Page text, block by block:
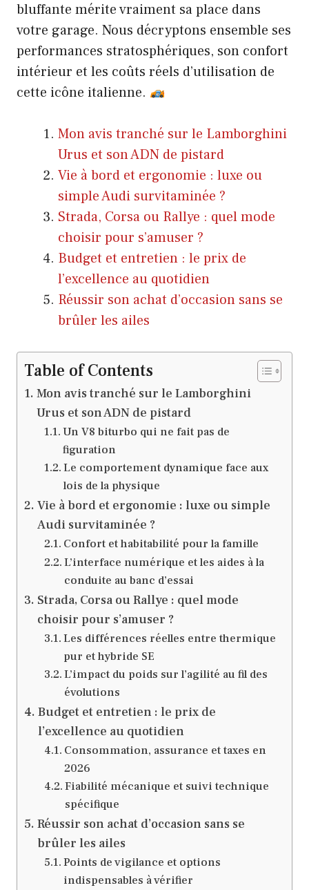
bluffante mérite vraiment sa place dans
votre garage. Nous décryptons ensemble ses
performances stratosphériques, son confort
intérieur et les coûts réels d’utilisation de
cette icône italienne.
Mon avis tranché sur le Lamborghini
Urus et son ADN de pistard
Vie à bord et ergonomie : luxe ou
simple Audi survitaminée ?
Strada, Corsa ou Rallye : quel mode
choisir pour s’amuser ?
Budget et entretien : le prix de
l’excellence au quotidien
Réussir son achat d’occasion sans se
brûler les ailes
Table of Contents
Mon avis tranché sur le Lamborghini
Urus et son ADN de pistard
Un V8 biturbo qui ne fait pas de
figuration
Le comportement dynamique face aux
lois de la physique
Vie à bord et ergonomie : luxe ou simple
Audi survitaminée ?
Confort et habitabilité pour la famille
L’interface numérique et les aides à la
conduite au banc d’essai
Strada, Corsa ou Rallye : quel mode
choisir pour s’amuser ?
Les différences réelles entre thermique
pur et hybride SE
L’impact du poids sur l’agilité au fil des
évolutions
Budget et entretien : le prix de
l’excellence au quotidien
Consommation, assurance et taxes en
2026
Fiabilité mécanique et suivi technique
spécifique
Réussir son achat d’occasion sans se
brûler les ailes
Points de vigilance et options
indispensables à vérifier